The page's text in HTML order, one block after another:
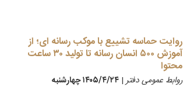
روایت حماسه تشییع با موکب رسانه ای؛ از
آموزش ۵۰۰ انسان رسانه تا تولید ۳۰ ساعت
محتوا
روابط عمومی دفتر| ۱۴۰۵/۴/۲۴ چهارشنبه